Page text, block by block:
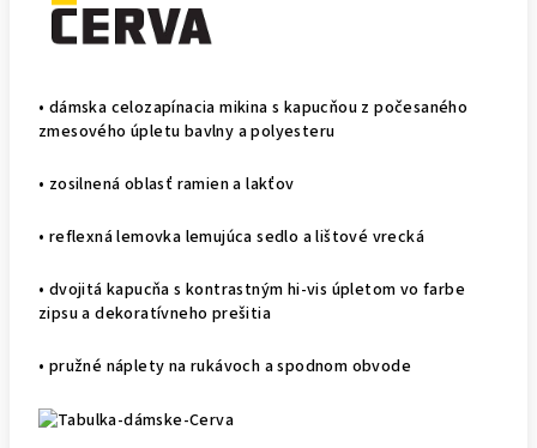
• dámska celozapínacia mikina s kapucňou z počesaného
zmesového úpletu bavlny a polyesteru
• zosilnená oblasť ramien a lakťov
• reflexná lemovka lemujúca sedlo a lištové vrecká
• dvojitá kapucňa s kontrastným hi-vis úpletom vo farbe
zipsu a dekoratívneho prešitia
• pružné náplety na rukávoch a spodnom obvode